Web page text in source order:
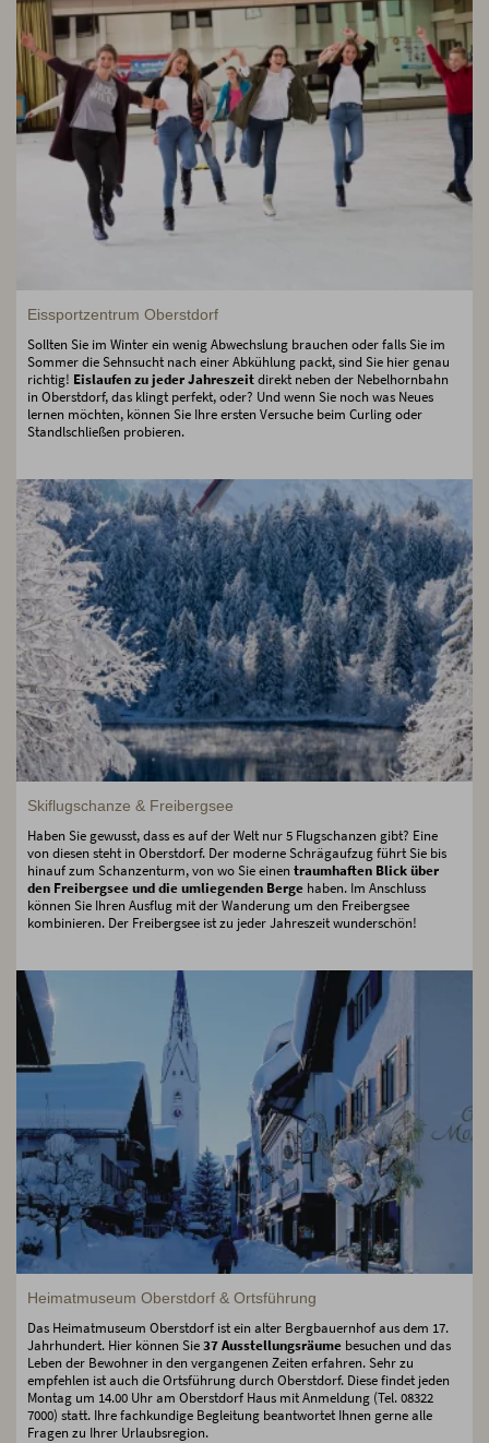
Eissportzentrum Oberstdorf
Sollten Sie im Winter ein wenig Abwechslung brauchen oder falls Sie im
Sommer die Sehnsucht nach einer Abkühlung packt, sind Sie hier genau
richtig! Eislaufen zu jeder Jahreszeitdirekt neben der Nebelhornbahn
in Oberstdorf, das klingt perfekt, oder? Und wenn Sie noch was Neues
lernen möchten, können Sie Ihre ersten Versuche beim Curling oder
Standlschließen probieren.
Skiflugschanze & Freibergsee
Haben Sie gewusst, dass es auf der Welt nur 5 Flugschanzen gibt? Eine
von diesen steht in Oberstdorf. Der moderne Schrägaufzug führt Sie bis
hinauf zum Schanzenturm, von wo Sie einen traumhaften Blick über
den Freibergsee und die umliegenden Berge haben. Im Anschluss
können Sie Ihren Ausflug mit der Wanderung um den Freibergsee
kombinieren. Der Freibergsee ist zu jeder Jahreszeit wunderschön!
Heimatmuseum Oberstdorf & Ortsführung
Das Heimatmuseum Oberstdorf ist ein alter Bergbauernhof aus dem 17.
Jahrhundert. Hier können Sie37 Ausstellungsräume besuchen und das
Leben der Bewohner in den vergangenen Zeiten erfahren. Sehr zu
empfehlen ist auch die Ortsführung durch Oberstdorf. Diese findet jeden
Montag um 14.00 Uhr am Oberstdorf Haus mit Anmeldung (Tel. 08322
7000) statt. Ihre fachkundige Begleitung beantwortet Ihnen gerne alle
Fragen zu Ihrer Urlaubsregion.